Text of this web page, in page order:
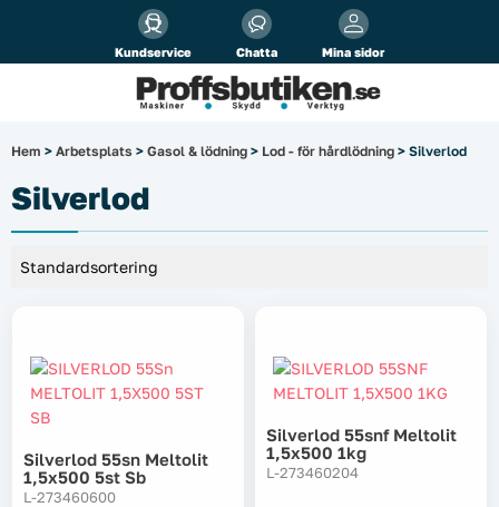
Kundservice Chatta Mina sidor
Alla priser visasinkl. moms!
Företag Privat
El & belysning
Garage & verkstad
Laserinstrument
Hem > Arbetsplats > Gasol & lödning > Lod - för hårdlödning > Silverlod
Silverlod
Silverlod 55sn Meltolit
1,5x500 5st Sb
L-273460600
Silverlod 55snf Meltolit
1,5x500 1kg
L-273460204